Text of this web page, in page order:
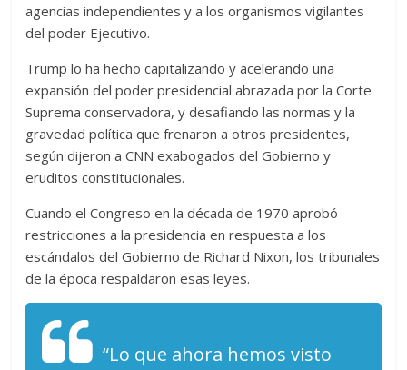
agencias independientes y a los organismos vigilantes
del poder Ejecutivo.
Trump lo ha hecho capitalizando y acelerando una
expansión del poder presidencial abrazada por la Corte
Suprema conservadora, y desafiando las normas y la
gravedad política que frenaron a otros presidentes,
según dijeron a CNN exabogados del Gobierno y
eruditos constitucionales.
Cuando el Congreso en la década de 1970 aprobó
restricciones a la presidencia en respuesta a los
escándalos del Gobierno de Richard Nixon, los tribunales
de la época respaldaron esas leyes.
“Lo que ahora hemos visto